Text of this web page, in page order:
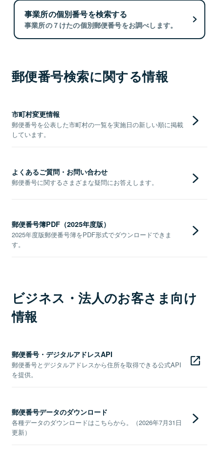
事業所の個別番号を検索する
事業所の７けたの個別郵便番号をお調べします。
郵便番号検索に関する情報
市町村変更情報
郵便番号を公表した市町村の一覧を実施日の新しい順に掲載
しています。
よくあるご質問・お問い合わせ
郵便番号に関するさまざまな疑問にお答えします。
郵便番号簿PDF（2025年度版）
2025年度版郵便番号簿をPDF形式でダウンロードできま
す。
ビジネス・法人のお客さま向け
情報
郵便番号・デジタルアドレスAPI
郵便番号とデジタルアドレスから住所を取得できる公式API
を提供。
郵便番号データのダウンロード
各種データのダウンロードはこちらから。（2026年7月31日
更新）